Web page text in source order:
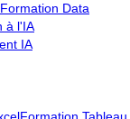
Formation Data
à l'IA
IA